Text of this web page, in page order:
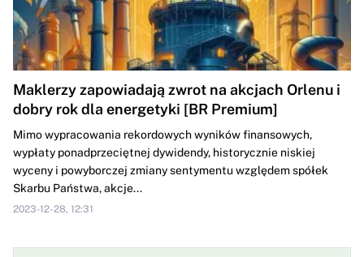
Maklerzy zapowiadają zwrot na akcjach Orlenu i
dobry rok dla energetyki [BR Premium]
Mimo wypracowania rekordowych wyników finansowych,
wypłaty ponadprzeciętnej dywidendy, historycznie niskiej
wyceny i powyborczej zmiany sentymentu względem spółek
Skarbu Państwa, akcje...
2023-12-28, 12:31